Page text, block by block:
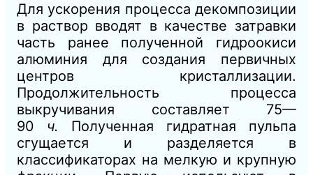
Для ускорения процесса декомпозиции
в раствор вводят в качестве затравки
часть ранее полученной гидроокиси
алюминия для создания первичных
центров кристаллизации.
Продолжительность процесса
выкручивания составляет 75—
90 ч. Полученная гидратная пульпа
сгущается и разделяется в
классификаторах на мелкую и крупную